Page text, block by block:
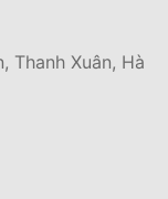
Thanh Xuân, Hà